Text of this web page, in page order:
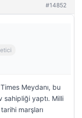
#14852
Meydanı, bu
sahipliği yaptı. Milli
tarihi marşları